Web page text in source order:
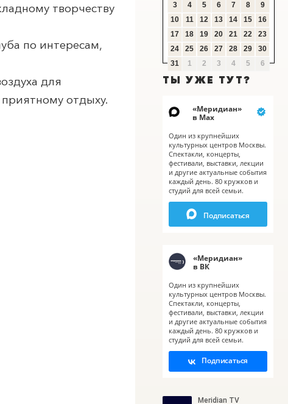
X
творчеству
по интересам,
для
отдыху.
3
4 5 6 7 8
9
10
11 12 13 14 15
16
17
18 19 20 21 22
23
24
25 26 27 28 29
30
31
1 2 3 4 5 6
ТЫ УЖЕ ТУТ?
«Меридиан»
в Мах
Один из крупнейших
культурных центров Москвы.
Спектакли, концерты,
фестивали, выставки, лекции
и другие актуальные события
каждый день. 80 кружков и
студий для всей семьи.
Подписаться
«Меридиан»
в ВК
Один из крупнейших
культурных центров Москвы.
Спектакли, концерты,
фестивали, выставки, лекции
и другие актуальные события
каждый день. 80 кружков и
студий для всей семьи.
Подписаться